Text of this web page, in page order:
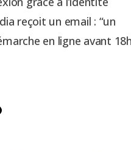
reçoit un email : “un
en ligne avant